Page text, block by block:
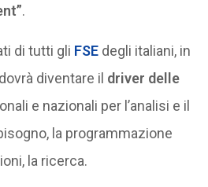
.
di tutti gli FSEdegli italiani, in
diventare il driver delle
e nazionali per l’analisi e il
la programmazione
la ricerca.